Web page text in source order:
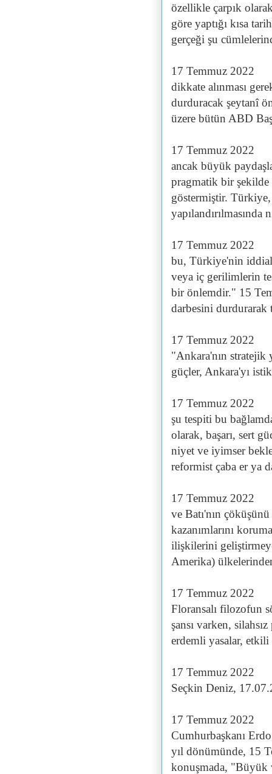
özellikle çarpık
göre yaptığı kısa
gerçeği şu
17 Temmuz 2022
dikkate alınması
durduracak şeytanî
üzere bütün ABD
17 Temmuz 2022
ancak büyük
pragmatik bir
göstermiştir.
17 Temmuz 2022
bu, Türkiye'nin
veya iç gerilimlerin
bir önlemdir." 15
darbesini durdurarak
17 Temmuz 2022
"Ankara'nın stratejik
güçler, Ankara'yı
17 Temmuz 2022
şu tespiti bu
olarak, başarı, sert
niyet ve iyimser
reformist çaba er ya
17 Temmuz 2022
ve Batı'nın
kazanımlarını
ilişkilerini
Amerika)
17 Temmuz 2022
Floransalı filozofun
şansı varken,
erdemli yasalar,
17 Temmuz 2022
Seçkin Deniz,
17 Temmuz 2022
Cumhurbaşkanı
yıl dönümünde, 15
konuşmada, "Büyük